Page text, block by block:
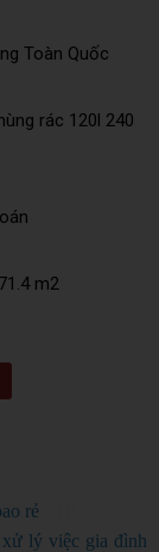
Toàn Quốc
rác 120l 240
m2
rẻ
lý việc gia đình